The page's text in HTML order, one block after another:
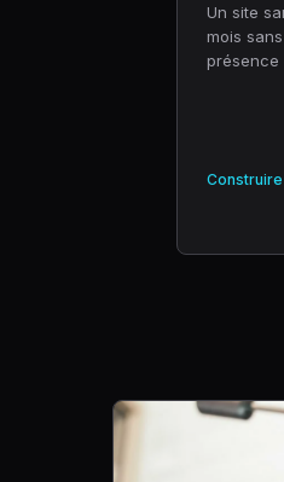
Un site
mois
présence